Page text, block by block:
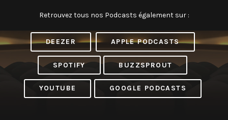
Retrouvez tous nos Podcasts également sur :
DEEZER APPLE PODCASTS
SPOTIFY BUZZSPROUT
YOUTUBE GOOGLE PODCASTS